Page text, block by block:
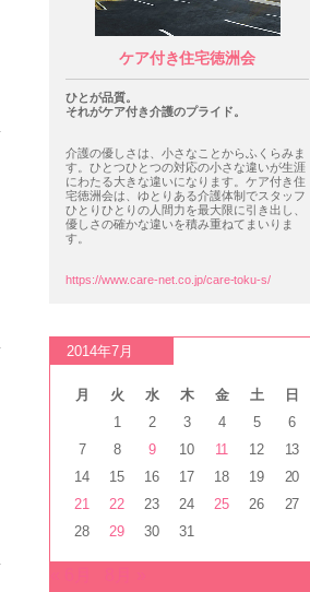
ケア付き住宅徳洲会
ひとが品質。
それがケア付き介護のプライド。
介護の優しさは、小さなことからふくらみま
す。ひとつひとつの対応の小さな違いが生涯
にわたる大きな違いになります。ケア付き住
宅徳洲会は、ゆとりある介護体制でスタッフ
ひとりひとりの人間力を最大限に引き出し、
優しさの確かな違いを積み重ねてまいりま
す。
https://www.care-net.co.jp/care-toku-s/
2014年7月
月 火 水 木 金 土
日
1
2 3 4 5
6
7
8 9 10 11 12
13
14
15 16 17 18 19
20
21
22 23 24 25 26
27
28
29 30 31